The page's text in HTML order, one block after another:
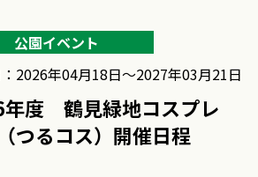
公園イベント
2026年04月18日〜2027年03月21日
年度 鶴見緑地コスプレ
つるコス）開催日程